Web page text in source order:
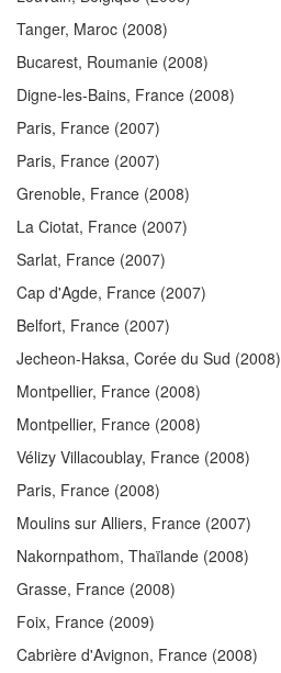
Tanger, Maroc (2008)
Bucarest, Roumanie (2008)
Digne-les-Bains, France (2008)
Paris, France (2007)
Paris, France (2007)
Grenoble, France (2008)
La Ciotat, France (2007)
Sarlat, France (2007)
Cap d'Agde, France (2007)
Belfort, France (2007)
Jecheon-Haksa, Corée du Sud (2008)
Montpellier, France (2008)
Montpellier, France (2008)
Vélizy Villacoublay, France (2008)
Paris, France (2008)
Moulins sur Alliers, France (2007)
Nakornpathom, Thaïlande (2008)
Grasse, France (2008)
Foix, France (2009)
Cabrière d'Avignon, France (2008)